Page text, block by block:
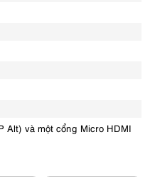
Alt) và một cổng Micro HDMI